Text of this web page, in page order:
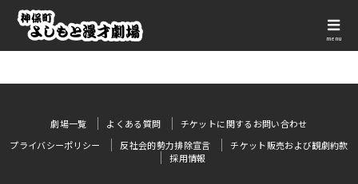
menu
劇場一覧 よくある質問
チケットに関するお問い合わせ
プライバシーポリシー
反社会的勢力排除宣言
チケット販売および観劇約款
採用情報